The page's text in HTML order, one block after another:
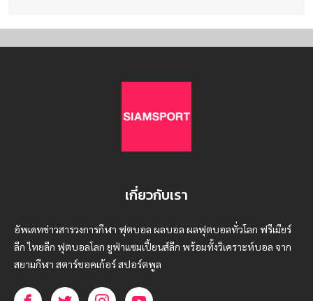
เกี่ยวกับเรา
อัพเดทข่าวสารวงการกีฬา ฟุตบอล ผลบอล ผลฟุตบอลทั่วโลก ฟรีเมียร์
ลีก ไทยลีก ฟุตบอลโลก ยูฟ่าแซมเปี้ยนส์ลีก พร้อมทั้งวิเคราะห์บอล จาก
สยามกีฬา สตาร์ชอคเก้อร์ สปอร์ตพูล